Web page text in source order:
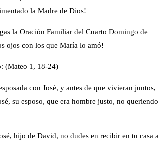
la Madre de Dios!
la Oración Familiar del Cuarto Domingo de
ojos con los que María lo amó!
(Mateo 1, 18-24)
con José, y antes de que vivieran juntos,
su esposo, que era hombre justo, no queriendo
hijo de David, no dudes en recibir en tu casa a